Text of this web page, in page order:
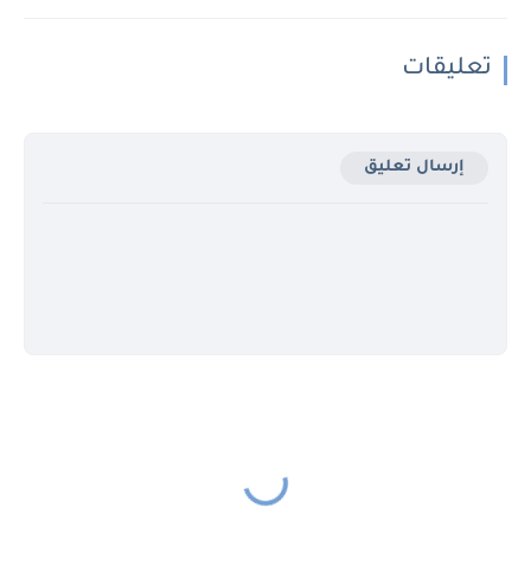
تعليقات
إرسال تعليق